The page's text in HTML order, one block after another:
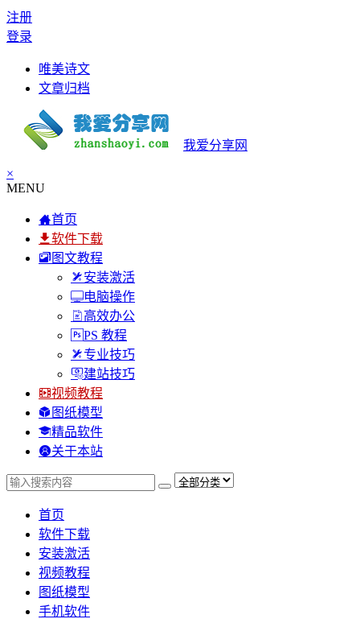
注册
登录
唯美诗文
文章归档
我爱分享网
×
MENU
首页
软件下载
图文教程
安装激活
电脑操作
高效办公
PS 教程
专业技巧
建站技巧
视频教程
图纸模型
精品软件
关于本站
首页
软件下载
安装激活
视频教程
图纸模型
手机软件